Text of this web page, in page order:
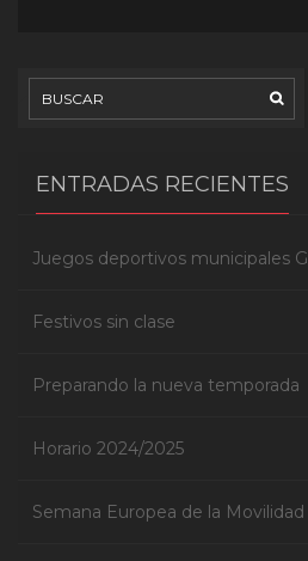
ENTRADAS RECIENTES
Juegos deportivos municipales
Festivos sin clase
Preparando la nueva temporada
Horario 2024/2025
Semana Europea de la Movilidad